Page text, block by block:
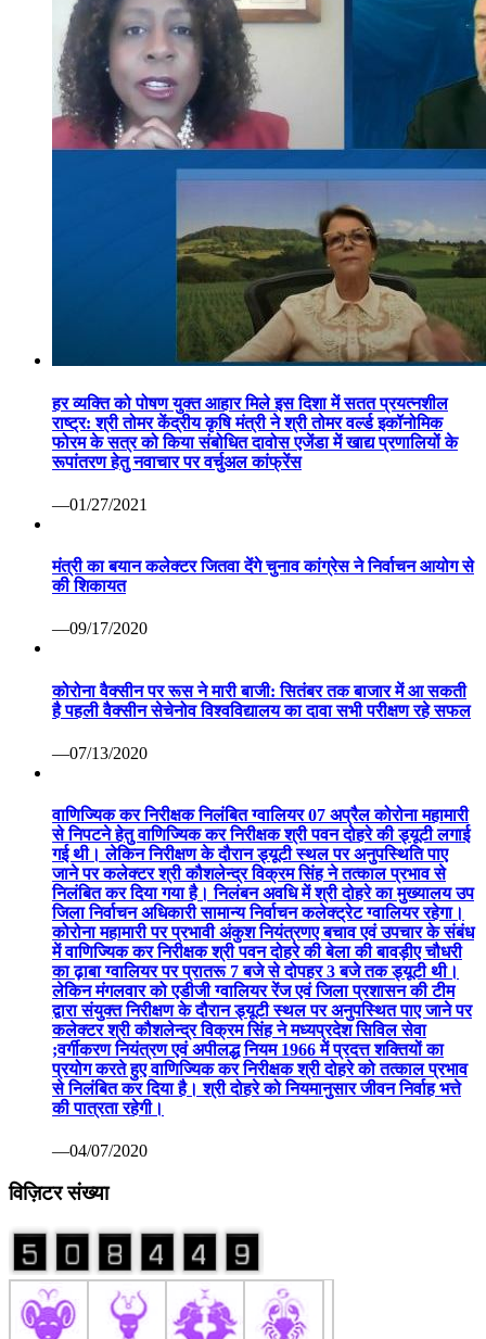
हर व्यक्ति को पोषण युक्त आहार मिले इस दिशा में सतत प्रयत्नशील
राष्ट्र: श्री तोमर केंद्रीय कृषि मंत्री ने श्री तोमर वर्ल्ड इकॉनोमिक
फोरम के सत्र को किया संबोधित दावोस एजेंडा में खाद्य प्रणालियों के
रूपांतरण हेतु नवाचार पर वर्चुअल कांफ्रेंस
—01/27/2021
मंत्री का बयान कलेक्टर जितवा देंगे चुनाव कांग्रेस ने निर्वाचन आयोग से
की शिकायत
—09/17/2020
कोरोना वैक्सीन पर रूस ने मारी बाजी: सितंबर तक बाजार में आ सकती
है पहली वैक्सीन सेचेनोव विश्वविद्यालय का दावा सभी परीक्षण रहे सफल
—07/13/2020
वाणिज्यिक कर निरीक्षक निलंबित ग्वालियर 07 अप्रैल कोरोना महामारी
से निपटने हेतु वाणिज्यिक कर निरीक्षक श्री पवन दोहरे की ड्यूटी लगाई
गई थी। लेकिन निरीक्षण के दौरान ड्यूटी स्थल पर अनुपस्थिति पाए
जाने पर कलेक्टर श्री कौशलेन्द्र विक्रम सिंह ने तत्काल प्रभाव से
निलंबित कर दिया गया है। निलंबन अवधि में श्री दोहरे का मुख्यालय उप
जिला निर्वाचन अधिकारी सामान्य निर्वाचन कलेक्ट्रेट ग्वालियर रहेगा।
कोरोना महामारी पर प्रभावी अंकुश नियंत्रणए बचाव एवं उपचार के संबंध
में वाणिज्यिक कर निरीक्षक श्री पवन दोहरे की बेला की बावड़ीए चौधरी
का ढ़ाबा ग्वालियर पर प्रातरू 7 बजे से दोपहर 3 बजे तक ड्यूटी थी।
लेकिन मंगलवार को एडीजी ग्वालियर रेंज एवं जिला प्रशासन की टीम
द्वारा संयुक्त निरीक्षण के दौरान ड्यूटी स्थल पर अनुपस्थित पाए जाने पर
कलेक्टर श्री कौशलेन्द्र विक्रम सिंह ने मध्यप्रदेश सिविल सेवा
;वर्गीकरण नियंत्रण एवं अपीलद्ध नियम 1966 में प्रदत्त शक्तियों का
प्रयोग करते हुए वाणिज्यिक कर निरीक्षक श्री दोहरे को तत्काल प्रभाव
से निलंबित कर दिया है। श्री दोहरे को नियमानुसार जीवन निर्वाह भत्ते
की पात्रता रहेगी।
—04/07/2020
विज़िटर संख्या